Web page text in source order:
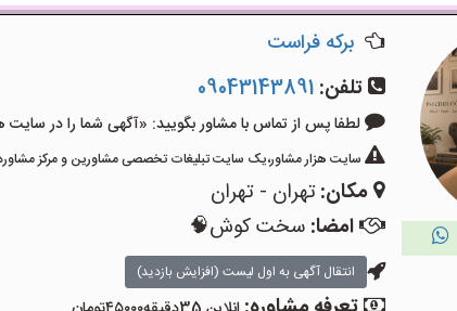
برکه فراست
تلفن: 09043143891
لطفا پس از تماس با مشاور بگویید: «آگهی شما را در سایت هزار مشاور
سایت هزار مشاور،یک سایت تبلیغات تخصصی مشاورین و مرکز
مکان:تهران - تهران
امضا: سخت کوش🧠
انتقال آگهی به اول لیست (افزایش بازدید)